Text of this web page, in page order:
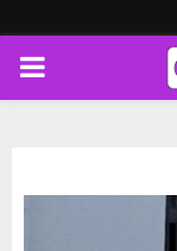
PRIMARY